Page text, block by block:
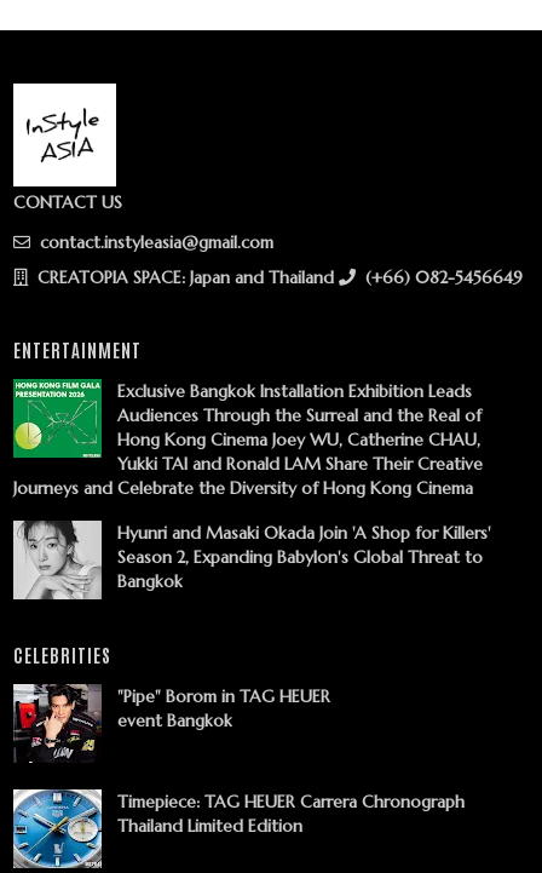
CONTACT US
contact.instyleasia@gmail.com
CREATOPIA SPACE: Japan and Thailand
(+66) 082-5456649
ENTERTAINMENT
Exclusive Bangkok Installation Exhibition Leads
Audiences Through the Surreal and the Real of
Hong Kong Cinema Joey WU, Catherine CHAU,
Yukki TAI and Ronald LAM Share Their Creative
Journeys and Celebrate the Diversity of Hong Kong Cinema
Hyunri and Masaki Okada Join 'A Shop for Killers'
Season 2, Expanding Babylon's Global Threat to
Bangkok
CELEBRITIES
"Pipe" Borom in TAG HEUER
event Bangkok
Timepiece: TAG HEUER Carrera Chronograph
Thailand Limited Edition